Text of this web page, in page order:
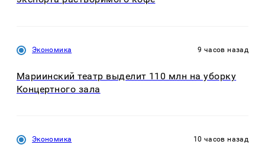
Экономика 9 часов назад
Мариинский театр выделит 110 млн на уборку
Концертного зала
Экономика 10 часов назад